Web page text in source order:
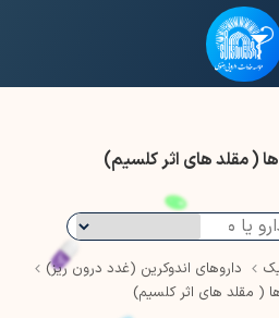
( مقلد های اثر کلسیم)
داروهای اندوکرین (غدد درون ریز)
( مقلد های اثر کلسیم)